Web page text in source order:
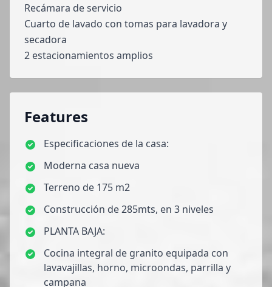
Recámara de servicio
Cuarto de lavado con tomas para lavadora y
secadora
2 estacionamientos amplios
Features
Especificaciones de la casa:
Moderna casa nueva
Terreno de 175 m2
Construcción de 285mts, en 3 niveles
PLANTA BAJA:
Cocina integral de granito equipada con
lavavajillas, horno, microondas, parrilla y
campana